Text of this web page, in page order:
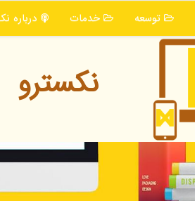
توسعه خدمات درباره
نكسترو